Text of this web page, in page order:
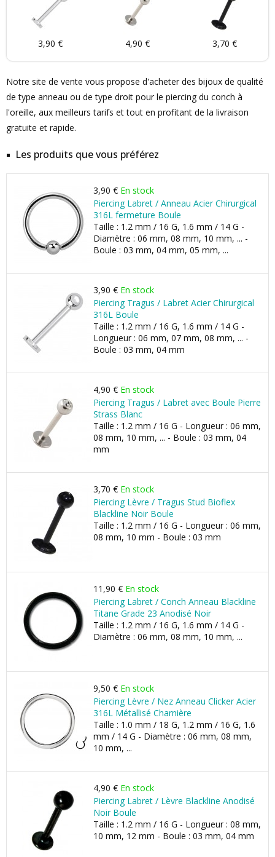
3,90 € 4,90 € 3,70 €
Notre site de vente vous propose d'acheter des bijoux de qualité
de type anneau ou de type droit pour le piercing du conch à
l'oreille, aux meilleurs tarifs et tout en profitant de la livraison
gratuite et rapide.
Les produits que vous préférez
3,90 € En stock
Piercing Labret / Anneau Acier Chirurgical
316L fermeture Boule
Taille : 1.2 mm / 16 G, 1.6 mm / 14 G -
Diamètre : 06 mm, 08 mm, 10 mm, ... -
Boule : 03 mm, 04 mm, 05 mm, ...
3,90 € En stock
Piercing Tragus / Labret Acier Chirurgical
316L Boule
Taille : 1.2 mm / 16 G, 1.6 mm / 14 G -
Longueur : 06 mm, 07 mm, 08 mm, ... -
Boule : 03 mm, 04 mm
4,90 € En stock
Piercing Tragus / Labret avec Boule Pierre
Strass Blanc
Taille : 1.2 mm / 16 G - Longueur : 06 mm,
08 mm, 10 mm, ... - Boule : 03 mm, 04
mm
3,70 € En stock
Piercing Lèvre / Tragus Stud Bioflex
Blackline Noir Boule
Taille : 1.2 mm / 16 G - Longueur : 06 mm,
08 mm, 10 mm - Boule : 03 mm
11,90 € En stock
Piercing Labret / Conch Anneau Blackline
Titane Grade 23 Anodisé Noir
Taille : 1.2 mm / 16 G, 1.6 mm / 14 G -
Diamètre : 06 mm, 08 mm, 10 mm, ...
9,50 € En stock
Piercing Lèvre / Nez Anneau Clicker Acier
316L Métallisé Charnière
Taille : 1.0 mm / 18 G, 1.2 mm / 16 G, 1.6
mm / 14 G - Diamètre : 06 mm, 08 mm,
10 mm, ...
4,90 € En stock
Piercing Labret / Lèvre Blackline Anodisé
Noir Boule
Taille : 1.2 mm / 16 G - Longueur : 08 mm,
10 mm, 12 mm - Boule : 03 mm, 04 mm